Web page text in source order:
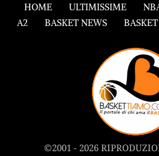
HOME ULTIMISSIME
A2
BASKET NEWS
©2001 - 2026